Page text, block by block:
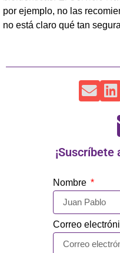
por ejemplo, no las
no está claro qué tan
Nombre
Correo